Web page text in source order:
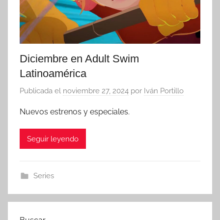
Diciembre en Adult Swim
Latinoamérica
Publicada el noviembre 27, 2024 por Iván Portillo
Nuevos estrenos y especiales.
Seguir leyendo
Series